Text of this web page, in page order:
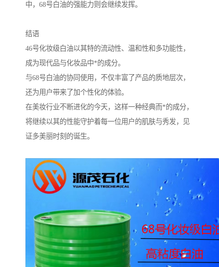
中，68号白油的强能力则会继续发挥。
结语
46号化妆级白油以其特的流动性、温和性和多功能性，
成为现代品与化妆品中*的成分。
与68号白油的协同使用，不仅丰富了产品的质地层次，
还为用户带来了加个性化的体验。
在美妆行业不断进化的今天，这样一种经典而*的成分，
将继续以其的性能守护着每一位用户的肌肤与秀发，见
证多美丽时刻的诞生。